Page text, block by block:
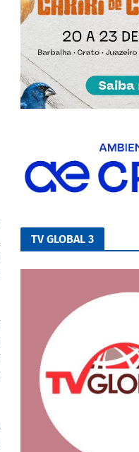
TV GLOBAL 3